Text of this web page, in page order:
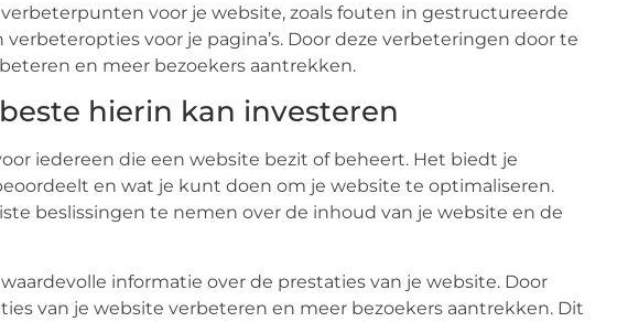
voor je website, zoals fouten in gestructureerde
voor je pagina’s. Door deze verbeteringen door te
en meer bezoekers aantrekken.
hierin kan investeren
iedereen die een website bezit of beheert. Het biedt je
en wat je kunt doen om je website te optimaliseren.
beslissingen te nemen over de inhoud van je website en de
informatie over de prestaties van je website. Door
van je website verbeteren en meer bezoekers aantrekken. Dit